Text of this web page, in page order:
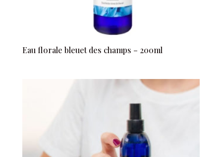
Eau florale bleuet des champs – 200ml